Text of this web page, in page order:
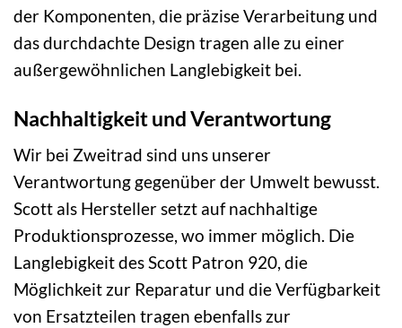
der Komponenten, die präzise Verarbeitung und
das durchdachte Design tragen alle zu einer
außergewöhnlichen Langlebigkeit bei.
Nachhaltigkeit und Verantwortung
Wir bei Zweitrad sind uns unserer
Verantwortung gegenüber der Umwelt bewusst.
Scott als Hersteller setzt auf nachhaltige
Produktionsprozesse, wo immer möglich. Die
Langlebigkeit des Scott Patron 920, die
Möglichkeit zur Reparatur und die Verfügbarkeit
von Ersatzteilen tragen ebenfalls zur